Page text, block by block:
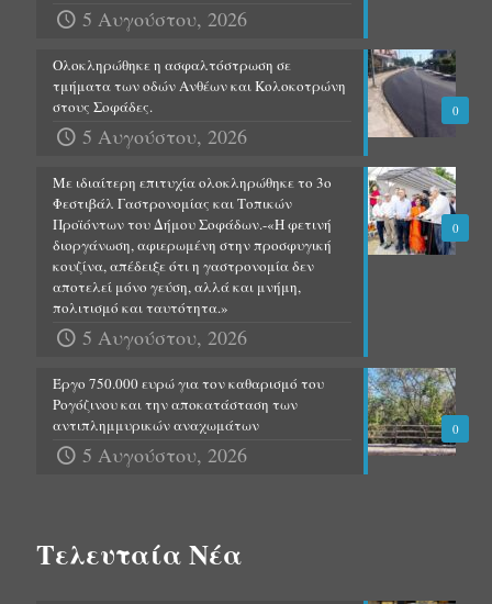
5 Αυγούστου, 2026
0
Ολοκληρώθηκε η ασφαλτόστρωση σε
τμήματα των οδών Ανθέων και Κολοκοτρώνη
στους Σοφάδες.
5 Αυγούστου, 2026
0
Με ιδιαίτερη επιτυχία ολοκληρώθηκε το 3ο
Φεστιβάλ Γαστρονομίας και Τοπικών
Προϊόντων του Δήμου Σοφάδων.-«Η φετινή
διοργάνωση, αφιερωμένη στην προσφυγική
κουζίνα, απέδειξε ότι η γαστρονομία δεν
αποτελεί μόνο γεύση, αλλά και μνήμη,
πολιτισμό και ταυτότητα.»
5 Αυγούστου, 2026
0
Έργο 750.000 ευρώ για τον καθαρισμό του
Ρογόζινου και την αποκατάσταση των
αντιπλημμυρικών αναχωμάτων
5 Αυγούστου, 2026
Τελευταία Νέα